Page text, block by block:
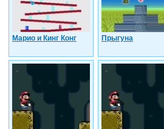
Марио и Кинг Конг Прыгуна